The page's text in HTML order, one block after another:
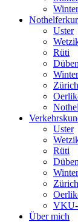
Uster
Rüti
Uster
Rüti
VKU-
Über mich